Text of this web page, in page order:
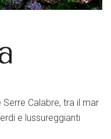
Calabre, tra il mar
e lussureggianti